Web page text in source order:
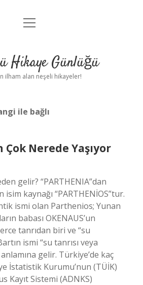
Anasayfa
Yasal Uyarı
menüyü
Hikaye Günlüğü
ilham alan neşeli hikayeler!
ile bağlı
Çok Nerede Yaşıyor
gelir? “PARTHENIA”dan
isim kaynağı “PARTHENİOS”tur.
ismi olan Parthenios; Yunan
babası OKENAUS’un
tanrıdan biri ve “su
ismi “su tanrısı veya
gelir. Türkiye’de kaç
İstatistik Kurumu’nun (TÜİK)
Kayıt Sistemi (ADNKS)